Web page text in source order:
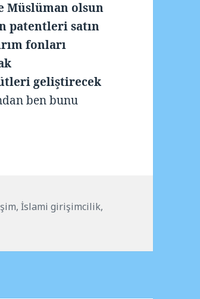
Müslüman olsun
patentleri satın
fonları
geliştirecek
ben bunu
,İslami girişimcilik,